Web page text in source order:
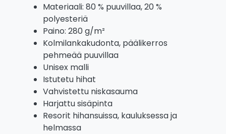
Materiaali: 80 % puuvillaa, 20 %
polyesteriä
Paino: 280 g/m²
Kolmilankakudonta, päälikerros
pehmeää puuvillaa
Unisex malli
Istutetu hihat
Vahvistettu niskasauma
Harjattu sisäpinta
Resorit hihansuissa, kauluksessa ja
helmassa